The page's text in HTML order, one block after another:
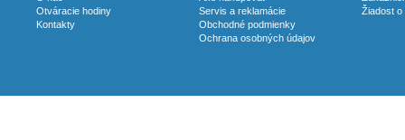
Otváracie hodiny
Kontakty
Servis a reklamácie
Obchodné podmienky
Ochrana osobných údajov
Žiadost